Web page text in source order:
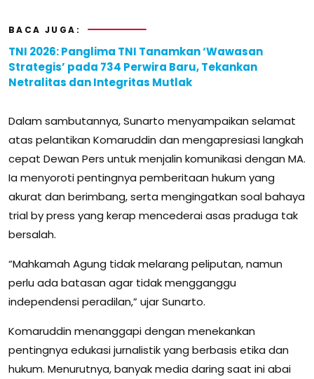
BACA JUGA:
TNI 2026: Panglima TNI Tanamkan ‘Wawasan
Strategis’ pada 734 Perwira Baru, Tekankan
Netralitas dan Integritas Mutlak
Dalam sambutannya, Sunarto menyampaikan selamat
atas pelantikan Komaruddin dan mengapresiasi langkah
cepat Dewan Pers untuk menjalin komunikasi dengan MA.
Ia menyoroti pentingnya pemberitaan hukum yang
akurat dan berimbang, serta mengingatkan soal bahaya
trial by press yang kerap mencederai asas praduga tak
bersalah.
“Mahkamah Agung tidak melarang peliputan, namun
perlu ada batasan agar tidak mengganggu
independensi peradilan,” ujar Sunarto.
Komaruddin menanggapi dengan menekankan
pentingnya edukasi jurnalistik yang berbasis etika dan
hukum. Menurutnya, banyak media daring saat ini abai